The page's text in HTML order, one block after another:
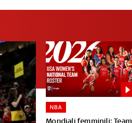
Mondiali femminili: Team
NBA